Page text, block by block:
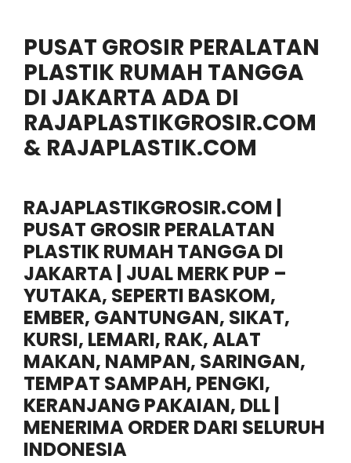
PUSAT GROSIR PERALATAN
PLASTIK RUMAH TANGGA
DI JAKARTA ADA DI
RAJAPLASTIKGROSIR.COM
& RAJAPLASTIK.COM
RAJAPLASTIKGROSIR.COM |
PUSAT GROSIR PERALATAN
PLASTIK RUMAH TANGGA DI
JAKARTA | JUAL MERK PUP –
YUTAKA, SEPERTI BASKOM,
EMBER, GANTUNGAN, SIKAT,
KURSI, LEMARI, RAK, ALAT
MAKAN, NAMPAN, SARINGAN,
TEMPAT SAMPAH, PENGKI,
KERANJANG PAKAIAN, DLL |
MENERIMA ORDER DARI SELURUH
INDONESIA